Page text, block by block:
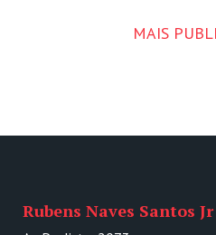
MAIS
Rubens Naves Santos